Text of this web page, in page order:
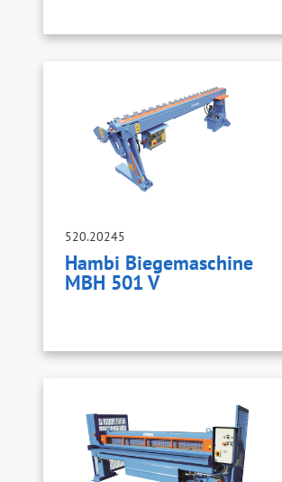
520.20245
Hambi Biegemaschine
MBH 501 V